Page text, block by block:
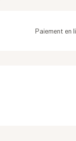
Paiement en